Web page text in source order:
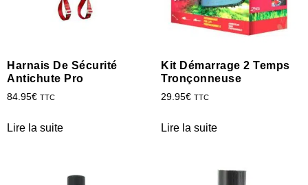
Harnais De Sécurité
Antichute Pro
84.95€ TTC
Lire la suite
Kit Démarrage 2 Temps
Tronçonneuse
29.95€ TTC
Lire la suite